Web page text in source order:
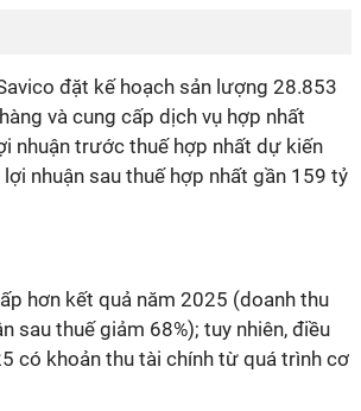
đặt kế hoạch sản lượng 28.853
và cung cấp dịch vụ hợp nhất
nhuận trước thuế hợp nhất dự kiến
nhuận sau thuế hợp nhất gần 159 tỷ
hơn kết quả năm 2025 (doanh thu
sau thuế giảm 68%); tuy nhiên, điều
có khoản thu tài chính từ quá trình cơ